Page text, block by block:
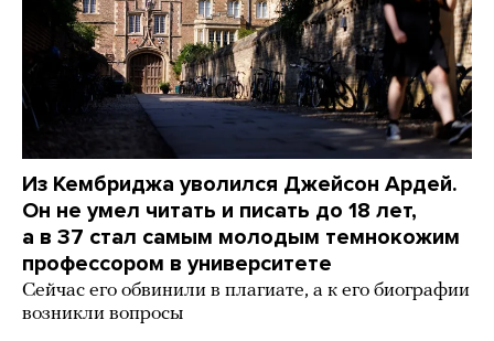
Из Кембриджа уволился Джейсон Ардей.
Он не умел читать и писать до 18 лет,
а в 37 стал самым молодым темнокожим
профессором в университете
Сейчас его обвинили в плагиате, а к его биографии
возникли вопросы